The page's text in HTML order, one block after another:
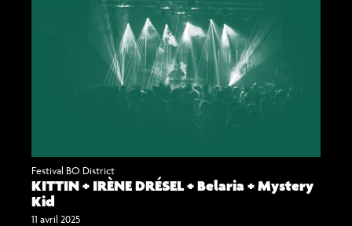
Festival BO District
KITTIN + IRÈNE DRÉSEL + Belaria + Mystery
Kid
11 avril 2025